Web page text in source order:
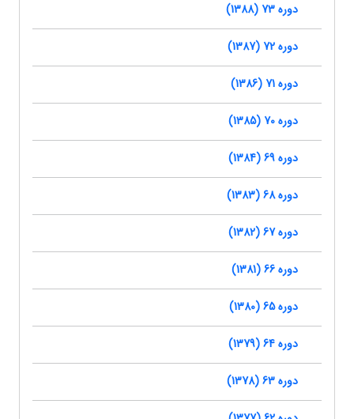
دوره 73 (1388)
دوره 72 (1387)
دوره 71 (1386)
دوره 70 (1385)
دوره 69 (1384)
دوره 68 (1383)
دوره 67 (1382)
دوره 66 (1381)
دوره 65 (1380)
دوره 64 (1379)
دوره 63 (1378)